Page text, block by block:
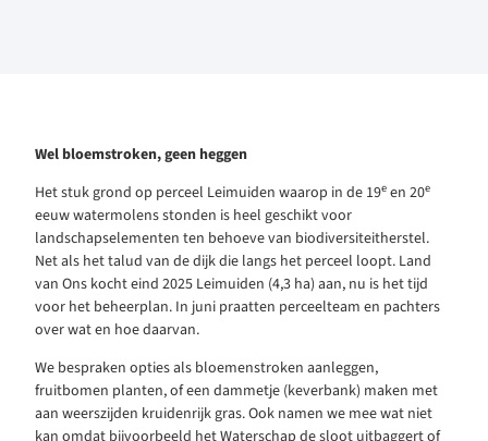
Wel bloemstroken, geen heggen
Het stuk grond op perceel Leimuiden waarop in de 19e en 20e
eeuw watermolens stonden is heel geschikt voor
landschapselementen ten behoeve van biodiversiteitherstel.
Net als het talud van de dijk die langs het perceel loopt. Land
van Ons kocht eind 2025 Leimuiden (4,3 ha) aan, nu is het tijd
voor het beheerplan. In juni praatten perceelteam en pachters
over wat en hoe daarvan.
We bespraken opties als bloemenstroken aanleggen,
fruitbomen planten, of een dammetje (keverbank) maken met
aan weerszijden kruidenrijk gras. Ook namen we mee wat niet